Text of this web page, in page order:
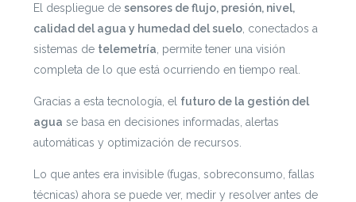
El despliegue de sensores de flujo, presión, nivel,
calidad del agua y humedad del suelo, conectados a
sistemas de telemetría , permite tener una visión
completa de lo que está ocurriendo en tiempo real.
Gracias a esta tecnología, el futuro de la gestión del
agua se basa en decisiones informadas, alertas
automáticas y optimización de recursos.
Lo que antes era invisible (fugas, sobreconsumo, fallas
técnicas) ahora se puede ver, medir y resolver antes de